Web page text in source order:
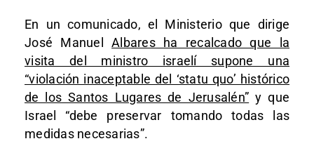
En un comunicado, el Ministerio que dirige
José ManuelAlbares ha recalcado que la
visita del ministro israelí supone una
“violación inaceptable del ‘statu quo’ histórico
de los Santos Lugares de Jerusalén” y que
Israel “debe preservar tomando todas las
medidas necesarias”.